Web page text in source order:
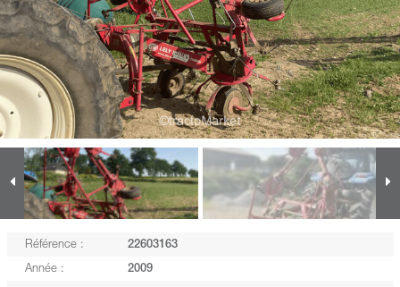
Référence : 22603163
Année : 2009